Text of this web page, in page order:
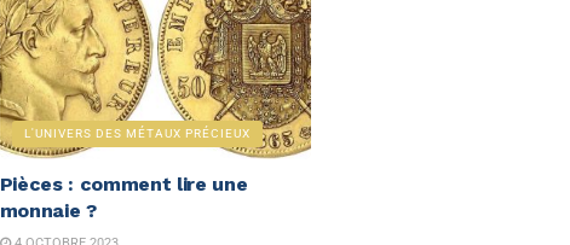
L'UNIVERS DES MÉTAUX PRÉCIEUX
Pièces : comment lire une
monnaie ?